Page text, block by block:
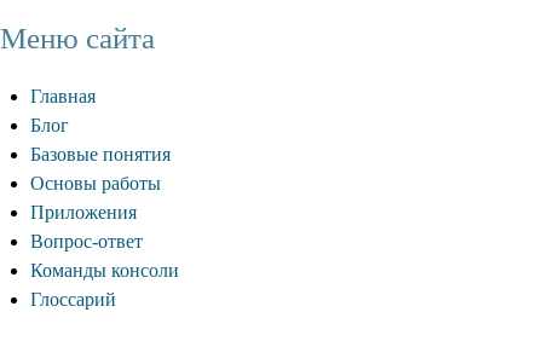
Меню сайта
Главная
Блог
Базовые понятия
Основы работы
Приложения
Вопрос-ответ
Команды консоли
Глоссарий